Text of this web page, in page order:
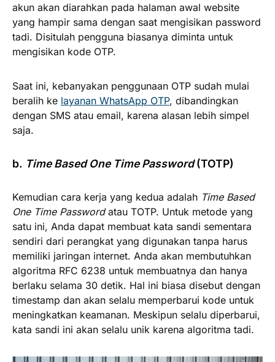
akun akan diarahkan pada halaman awal website
yang hampir sama dengan saat mengisikan password
tadi. Disitulah pengguna biasanya diminta untuk
mengisikan kode OTP.
Saat ini, kebanyakan penggunaan OTP sudah mulai
beralih ke layanan WhatsApp OTP, dibandingkan
dengan SMS atau email, karena alasan lebih simpel
saja.
b. Time Based One Time Password(TOTP)
Kemudian cara kerja yang kedua adalah Time Based
One Time Passwordatau TOTP. Untuk metode yang
satu ini, Anda dapat membuat kata sandi sementara
sendiri dari perangkat yang digunakan tanpa harus
memiliki jaringan internet. Anda akan membutuhkan
algoritma RFC 6238 untuk membuatnya dan hanya
berlaku selama 30 detik. Hal ini biasa disebut dengan
timestamp dan akan selalu memperbarui kode untuk
meningkatkan keamanan. Meskipun selalu diperbarui,
kata sandi ini akan selalu unik karena algoritma tadi.